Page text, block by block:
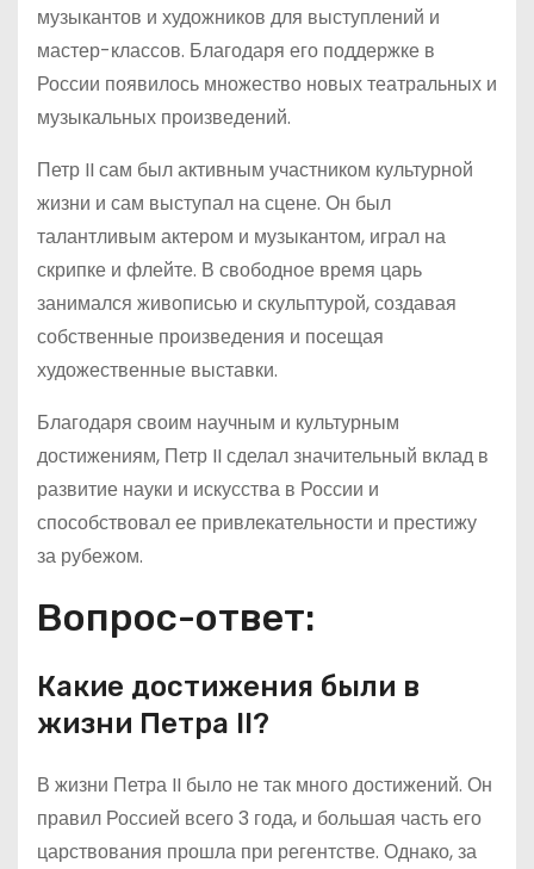
музыкантов и художников для выступлений и
мастер-классов. Благодаря его поддержке в
России появилось множество новых театральных и
музыкальных произведений.
Петр II сам был активным участником культурной
жизни и сам выступал на сцене. Он был
талантливым актером и музыкантом, играл на
скрипке и флейте. В свободное время царь
занимался живописью и скульптурой, создавая
собственные произведения и посещая
художественные выставки.
Благодаря своим научным и культурным
достижениям, Петр II сделал значительный вклад в
развитие науки и искусства в России и
способствовал ее привлекательности и престижу
за рубежом.
Вопрос-ответ:
Какие достижения были в
жизни Петра II?
В жизни Петра II было не так много достижений. Он
правил Россией всего 3 года, и большая часть его
царствования прошла при регентстве. Однако, за